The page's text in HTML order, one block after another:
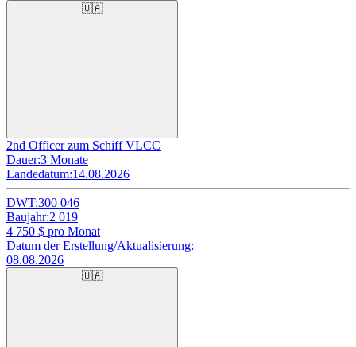
🇺🇦
2nd Officer zum Schiff VLCC
Dauer:3 Monate
Landedatum:14.08.2026
DWT:300 046
Baujahr:2 019
4 750 $ pro Monat
Datum der Erstellung/Aktualisierung:
08.08.2026
🇺🇦